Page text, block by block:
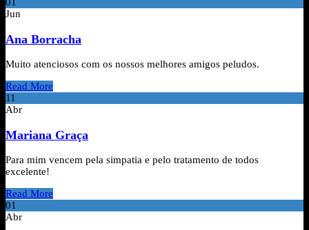
Jun
Ana Borracha
Muito atenciosos com os nossos melhores amigos peludos.
Read More
11
Abr
Mariana Graça
Para mim vencem pela simpatia e pelo tratamento de todos
excelente!
Read More
01
Abr